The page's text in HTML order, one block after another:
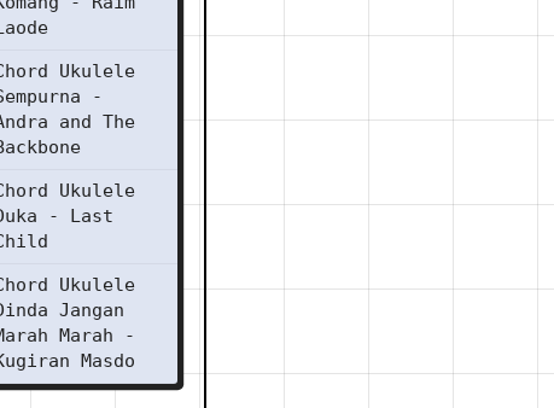
Ukulele
-
and The
Ukulele
- Last
Ukulele
Jangan
Marah -
Masdo